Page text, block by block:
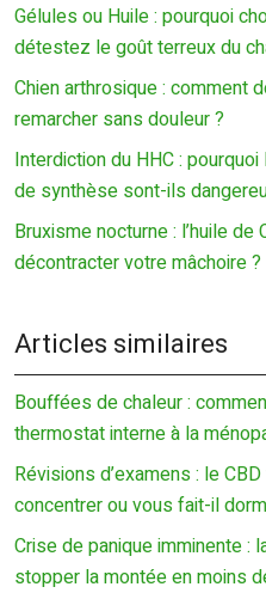
Gélules ou Huile : pourquoi
détestez le goût terreux du
Chien arthrosique : comment
remarcher sans douleur ?
Interdiction du HHC :
de synthèse sont-ils
Bruxisme nocturne : l’huile
décontracter votre mâchoire ?
Articles similaires
Bouffées de chaleur :
thermostat interne à la
Révisions d’examens : le
concentrer ou vous fait-il
Crise de panique imminente :
stopper la montée en moins